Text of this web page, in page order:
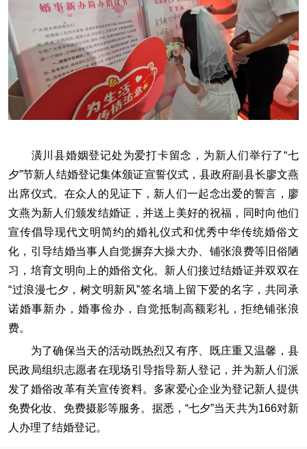
潢川县婚姻登记处为爱打卡留念，为新人们举行了“七
夕”节新人结婚登记集体颁证宣誓仪式，县政府副县长廖文燕
出席仪式。在众人的见证下，新人们一起念出爱的誓言，廖
文燕为新人们颁发结婚证，并送上美好的祝福，同时向他们
宣传倡导现代文明简约的婚礼仪式和优秀中华传统婚俗文
化，引导结婚当事人自觉摒弃大操大办、铺张浪费等旧俗陋
习，培育文明向上的婚俗文化。新人们接过结婚证并双双在
“过浪漫七夕，树文明新风”签名墙上留下爱的名字，共同承
诺婚事新办，婚事俭办，自觉抵制高额彩礼，拒绝铺张浪
费。
为了确保当天的活动既热烈又有序、既庄重又温馨，县
民政局组织志愿者在现场引导指导新人登记，并为新人们派
发了婚俗改革有关宣传资料。多家爱心企业为登记新人提供
免费化妆、免费摄影等服务。据悉，“七夕”当天共为166对新
人办理了结婚登记。